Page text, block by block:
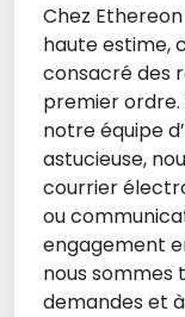
Chez
haute estime,
consacré des
premier ordre.
notre équipe
astucieuse,
courrier
ou
engagement
nous sommes
demandes et